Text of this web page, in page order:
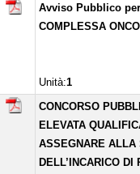
Avviso Pubblico
COMPLESSA
Unità:1
CONCORSO
ELEVATA
ASSEGNARE ALLA
DELL’INCARICO